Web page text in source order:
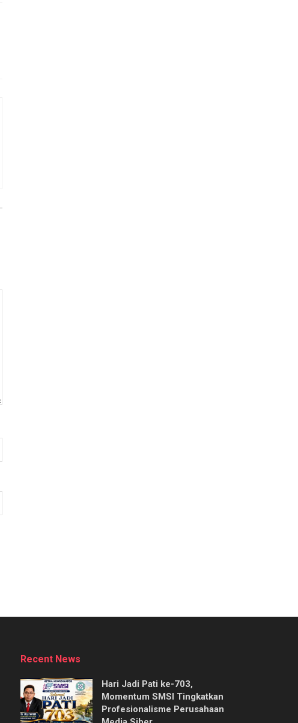
Recent News
Hari Jadi Pati ke-703,
Momentum SMSI Tingkatkan
Profesionalisme Perusahaan